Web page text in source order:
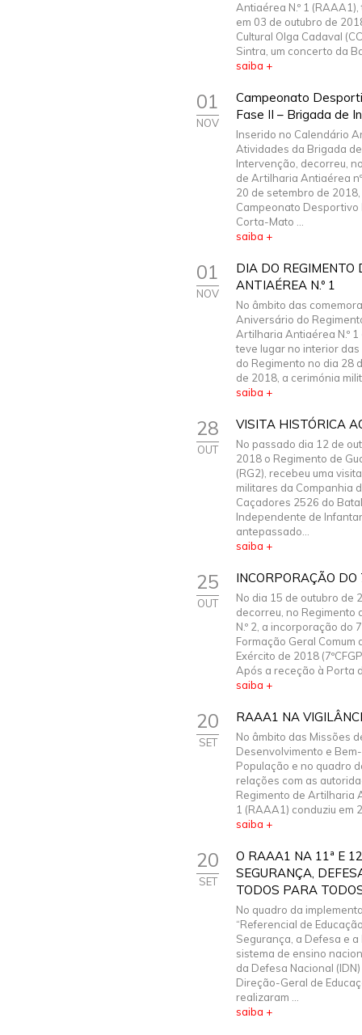
Antiaérea N.º 1
em 03 de outubro de
Cultural Olga Cadaval
Sintra, um concerto da
saiba +
01
NOV
Campeonato
Fase II – Brigada de
Inserido no Calendário
Atividades da Brigada de
Intervenção, decorreu,
de Artilharia Antiaérea
20 de setembro de
Campeonato Desportivo
Corta-Mato ...
saiba +
01
NOV
DIA DO
ANTIAÉREA N.º 1
No âmbito das
Aniversário do
Artilharia Antiaérea N.º 1
teve lugar no interior
do Regimento no dia 28
de 2018, a cerimónia
saiba +
28
OUT
VISITA HISTÓRICA
No passado dia 12 de
2018 o Regimento de
(RG2), recebeu uma
militares da Companhia
Caçadores 2526 do
Independente de
antepassado...
saiba +
25
OUT
INCORPORAÇÃO DO
No dia 15 de outubro de
decorreu, no Regimento
N.º 2, a incorporação do
Formação Geral Comum
Exército de 2018
Após a receção à Porta
saiba +
20
SET
RAAA1 NA
No âmbito das Missões
Desenvolvimento e
População e no quadro
relações com as
Regimento de Artilharia
1 (RAAA1) conduziu em
saiba +
20
SET
O RAAA1 NA 11ª E
SEGURANÇA,
TODOS PARA
No quadro da
“Referencial de
Segurança, a Defesa e a
sistema de ensino
da Defesa Nacional
Direção-Geral de
realizaram ...
saiba +